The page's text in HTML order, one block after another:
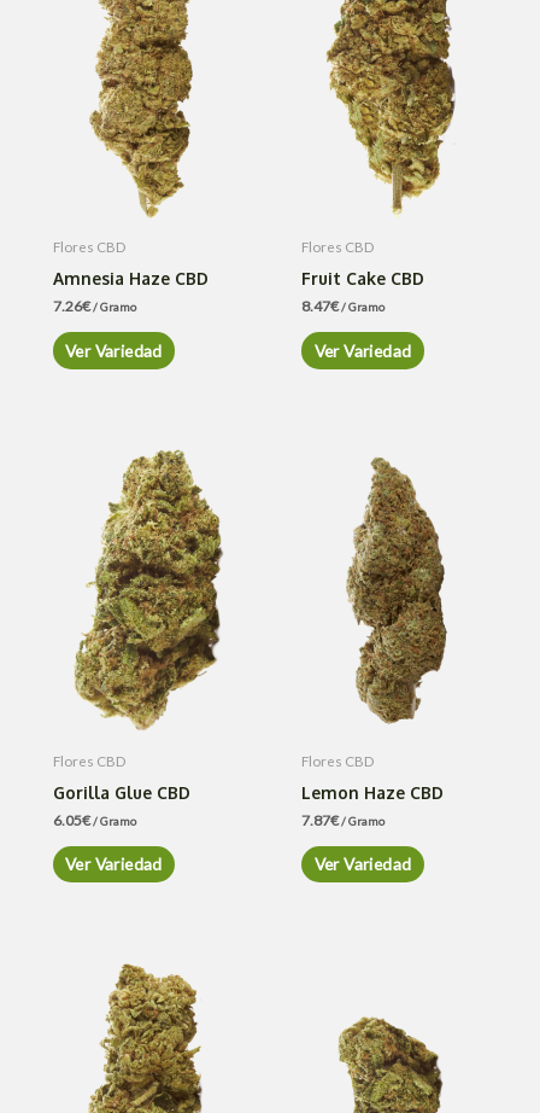
Flores CBD
Amnesia Haze CBD
7.26€/ Gramo
Ver Variedad
Flores CBD
Fruit Cake CBD
8.47€/ Gramo
Ver Variedad
Flores CBD
Gorilla Glue CBD
6.05€/ Gramo
Ver Variedad
Flores CBD
Lemon Haze CBD
7.87€/ Gramo
Ver Variedad